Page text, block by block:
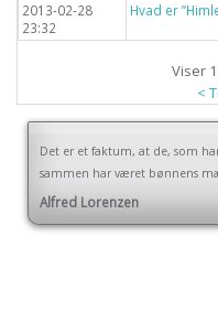
2013-02-28
23:32
Hvad er
Viser
<
Det er et faktum, at de, som
sammen har været bønnens
Alfred Lorenzen